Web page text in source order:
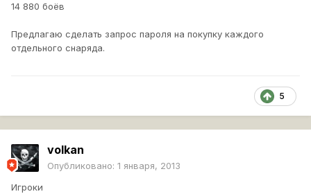
14 880 боёв
Предлагаю сделать запрос пароля на покупку каждого
отдельного снаряда.
5
volkan
Опубликовано: 1 января, 2013
Игроки